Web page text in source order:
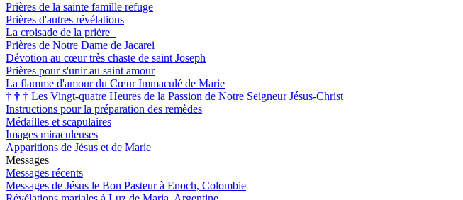
Prières de la sainte famille refuge
Prières d'autres révélations
La croisade de la prière
Prières de Notre Dame de Jacarei
Dévotion au cœur très chaste de saint Joseph
Prières pour s'unir au saint amour
La flamme d'amour du Cœur Immaculé de Marie
† † † Les Vingt-quatre Heures de la Passion de Notre Seigneur Jésus-Christ
Instructions pour la préparation des remèdes
Médailles et scapulaires
Images miraculeuses
Apparitions de Jésus et de Marie
Messages
Messages récents
Messages de Jésus le Bon Pasteur à Enoch, Colombie